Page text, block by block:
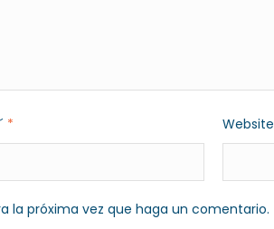
* Website
la próxima vez que haga un comentario.